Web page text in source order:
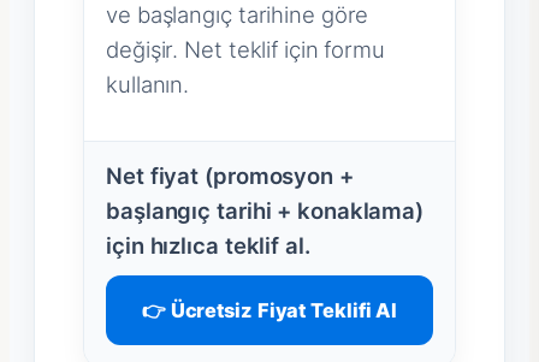
ve başlangıç tarihine göre
değişir. Net teklif için formu
kullanın.
Net fiyat (promosyon +
başlangıç tarihi + konaklama)
için hızlıca teklif al.
👉 Ücretsiz Fiyat Teklifi Al